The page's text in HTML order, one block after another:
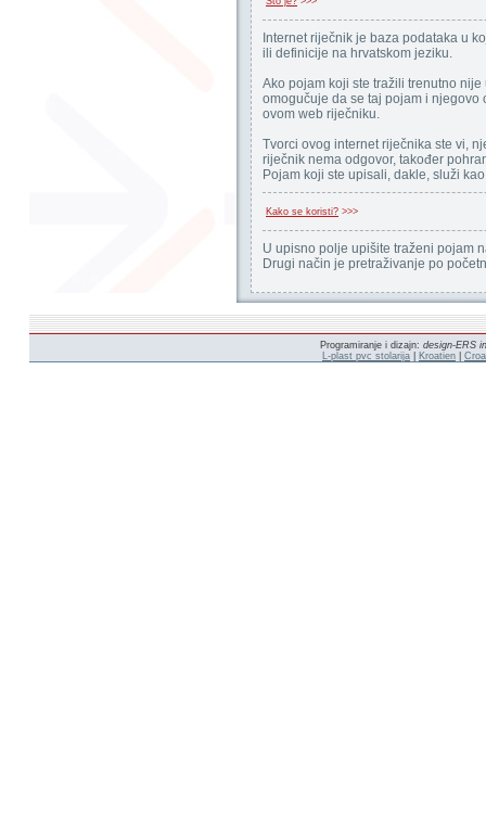
Internet riječnik je baza podataka u
ili definicije na hrvatskom jeziku.
Ako pojam koji ste tražili trenutno
omogučuje da se taj pojam i
ovom web riječniku.
Tvorci ovog internet riječnika ste vi,
riječnik nema odgovor, također
Pojam koji ste upisali, dakle, služi
Kako se koristi? >>>
U upisno polje upišite traženi pojam
Drugi način je pretraživanje po
Programiranje i dizajn: design-ERS
L-plast pvc stolarija
Kroatien